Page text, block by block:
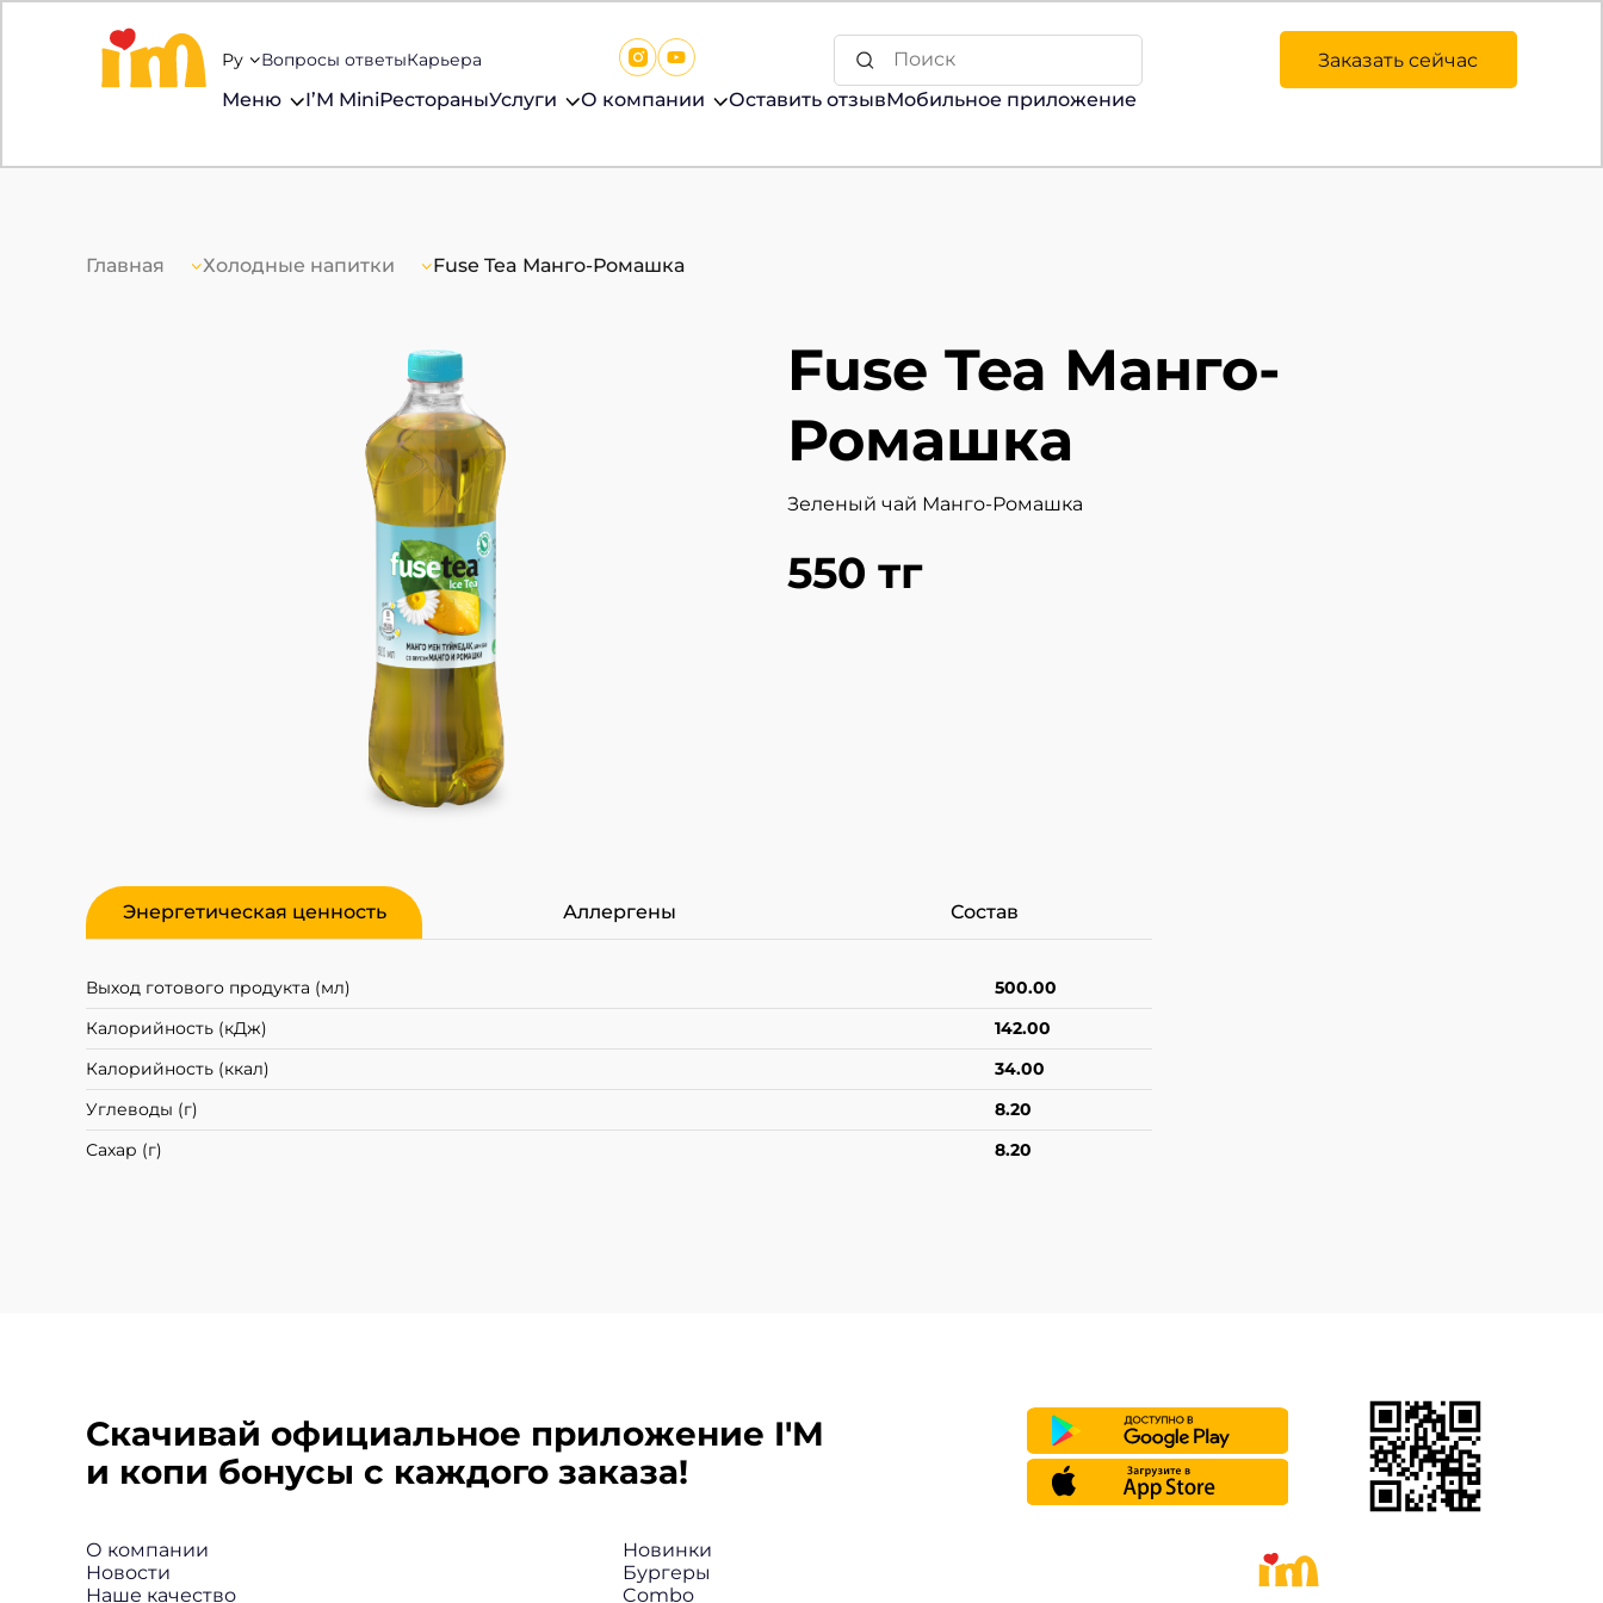
Ру Вопросы ответыКарьера
Заказать сейчас
Меню
I’M MiniРестораныУслуги О компании Оставить отзывМобильное приложение
Главная Холодные напитки Fuse Tea Манго-Ромашка
Fuse Tea Манго-
Ромашка
Зеленый чай Манго-Ромашка
550 тг
Энергетическая ценность Аллергены Состав
Выход готового продукта (мл)
500.00
Калорийность (кДж)
142.00
Калорийность (ккал)
34.00
Углеводы (г)
8.20
Сахар (г)
8.20
Скачивай официальное приложение I'M
и копи бонусы с каждого заказа!
О компании
Новости
Наше качество
Новинки
Бургеры
Combo